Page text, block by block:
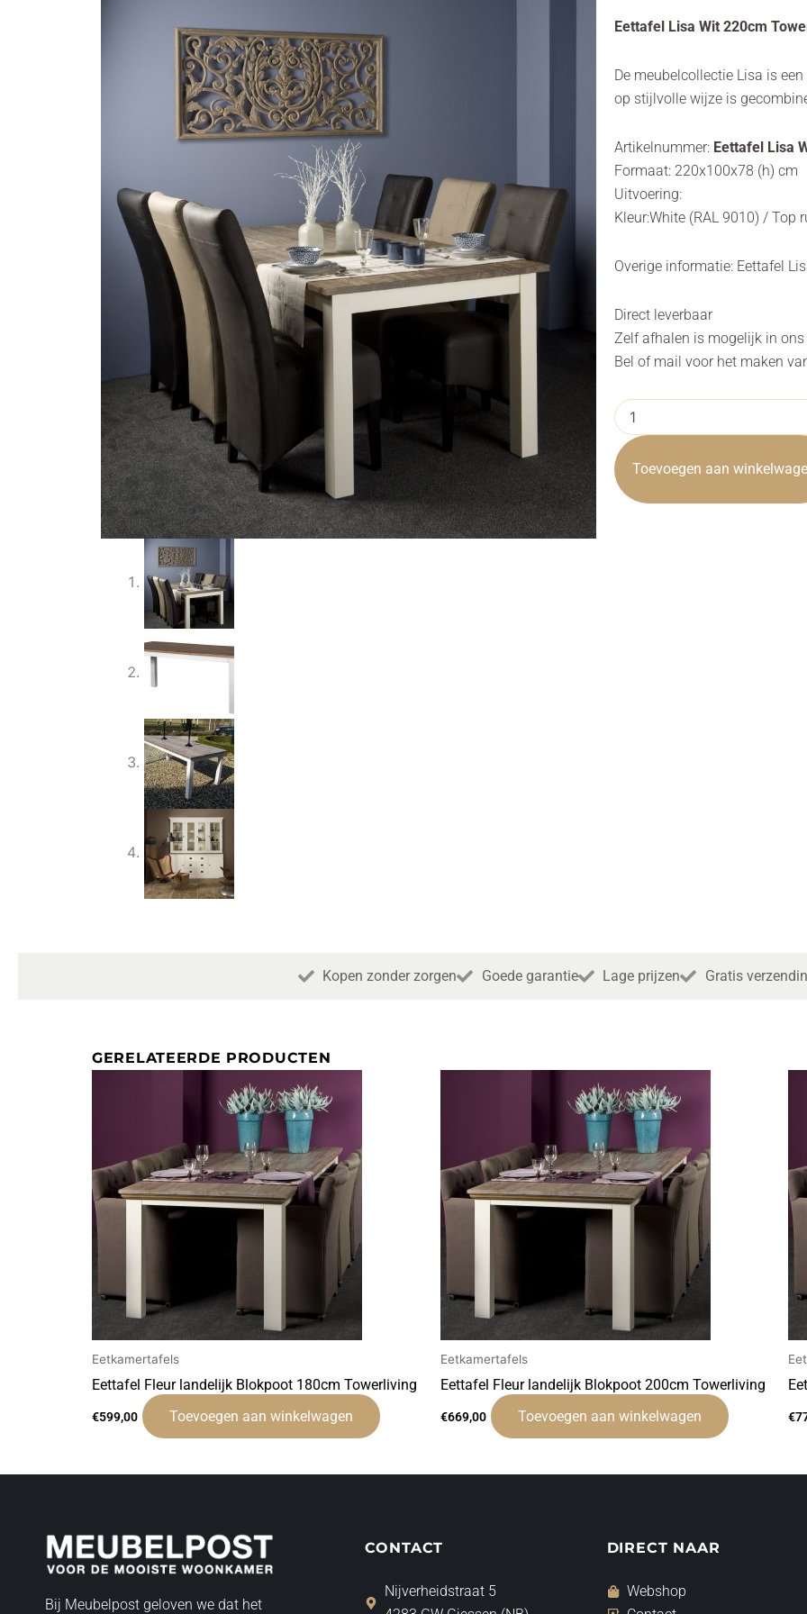
was:
is:
Eettafel Lisa Wit 220cm
De meubelcollectie Lisa is
op stijlvolle wijze is
Artikelnummer: Eettafel Lisa
Formaat: 220x100x78 (h) cm
Uitvoering:
Kleur:White (RAL 9010) / Top
Overige informatie: Eettafel
Direct leverbaar
Zelf afhalen is mogelijk in
Bel of mail voor het maken
Eettafel
Lisa
Wit
220cm
Towerliving
OUTLET
Toevoegen aan
Kopen zonder zorgen Goede garantie Lage prijzen Gratis
GERELATEERDE PRODUCTEN
Eetkamertafels
Eettafel Fleur landelijk Blokpoot 180cm Towerliving
€599,00 Toevoegen aan winkelwagen
Eetkamertafels
Eettafel Fleur landelijk Blokpoot 200cm Towerliving
€669,00 Toevoegen aan winkelwagen €
Bij Meubelpost geloven we dat het
CONTACT
Nijverheidstraat 5
DIRECT NAAR
Webshop